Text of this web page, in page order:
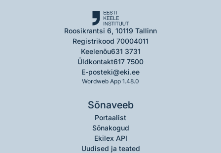
Roosikrantsi 6, 10119 Tallinn
Registrikood 70004011
Keelenõu631 3731
Üldkontakt617 7500
E-posteki@eki.ee
Wordweb App 1.48.0
Sõnaveeb
Portaalist
Sõnakogud
Ekilex API
Uudised ja teated